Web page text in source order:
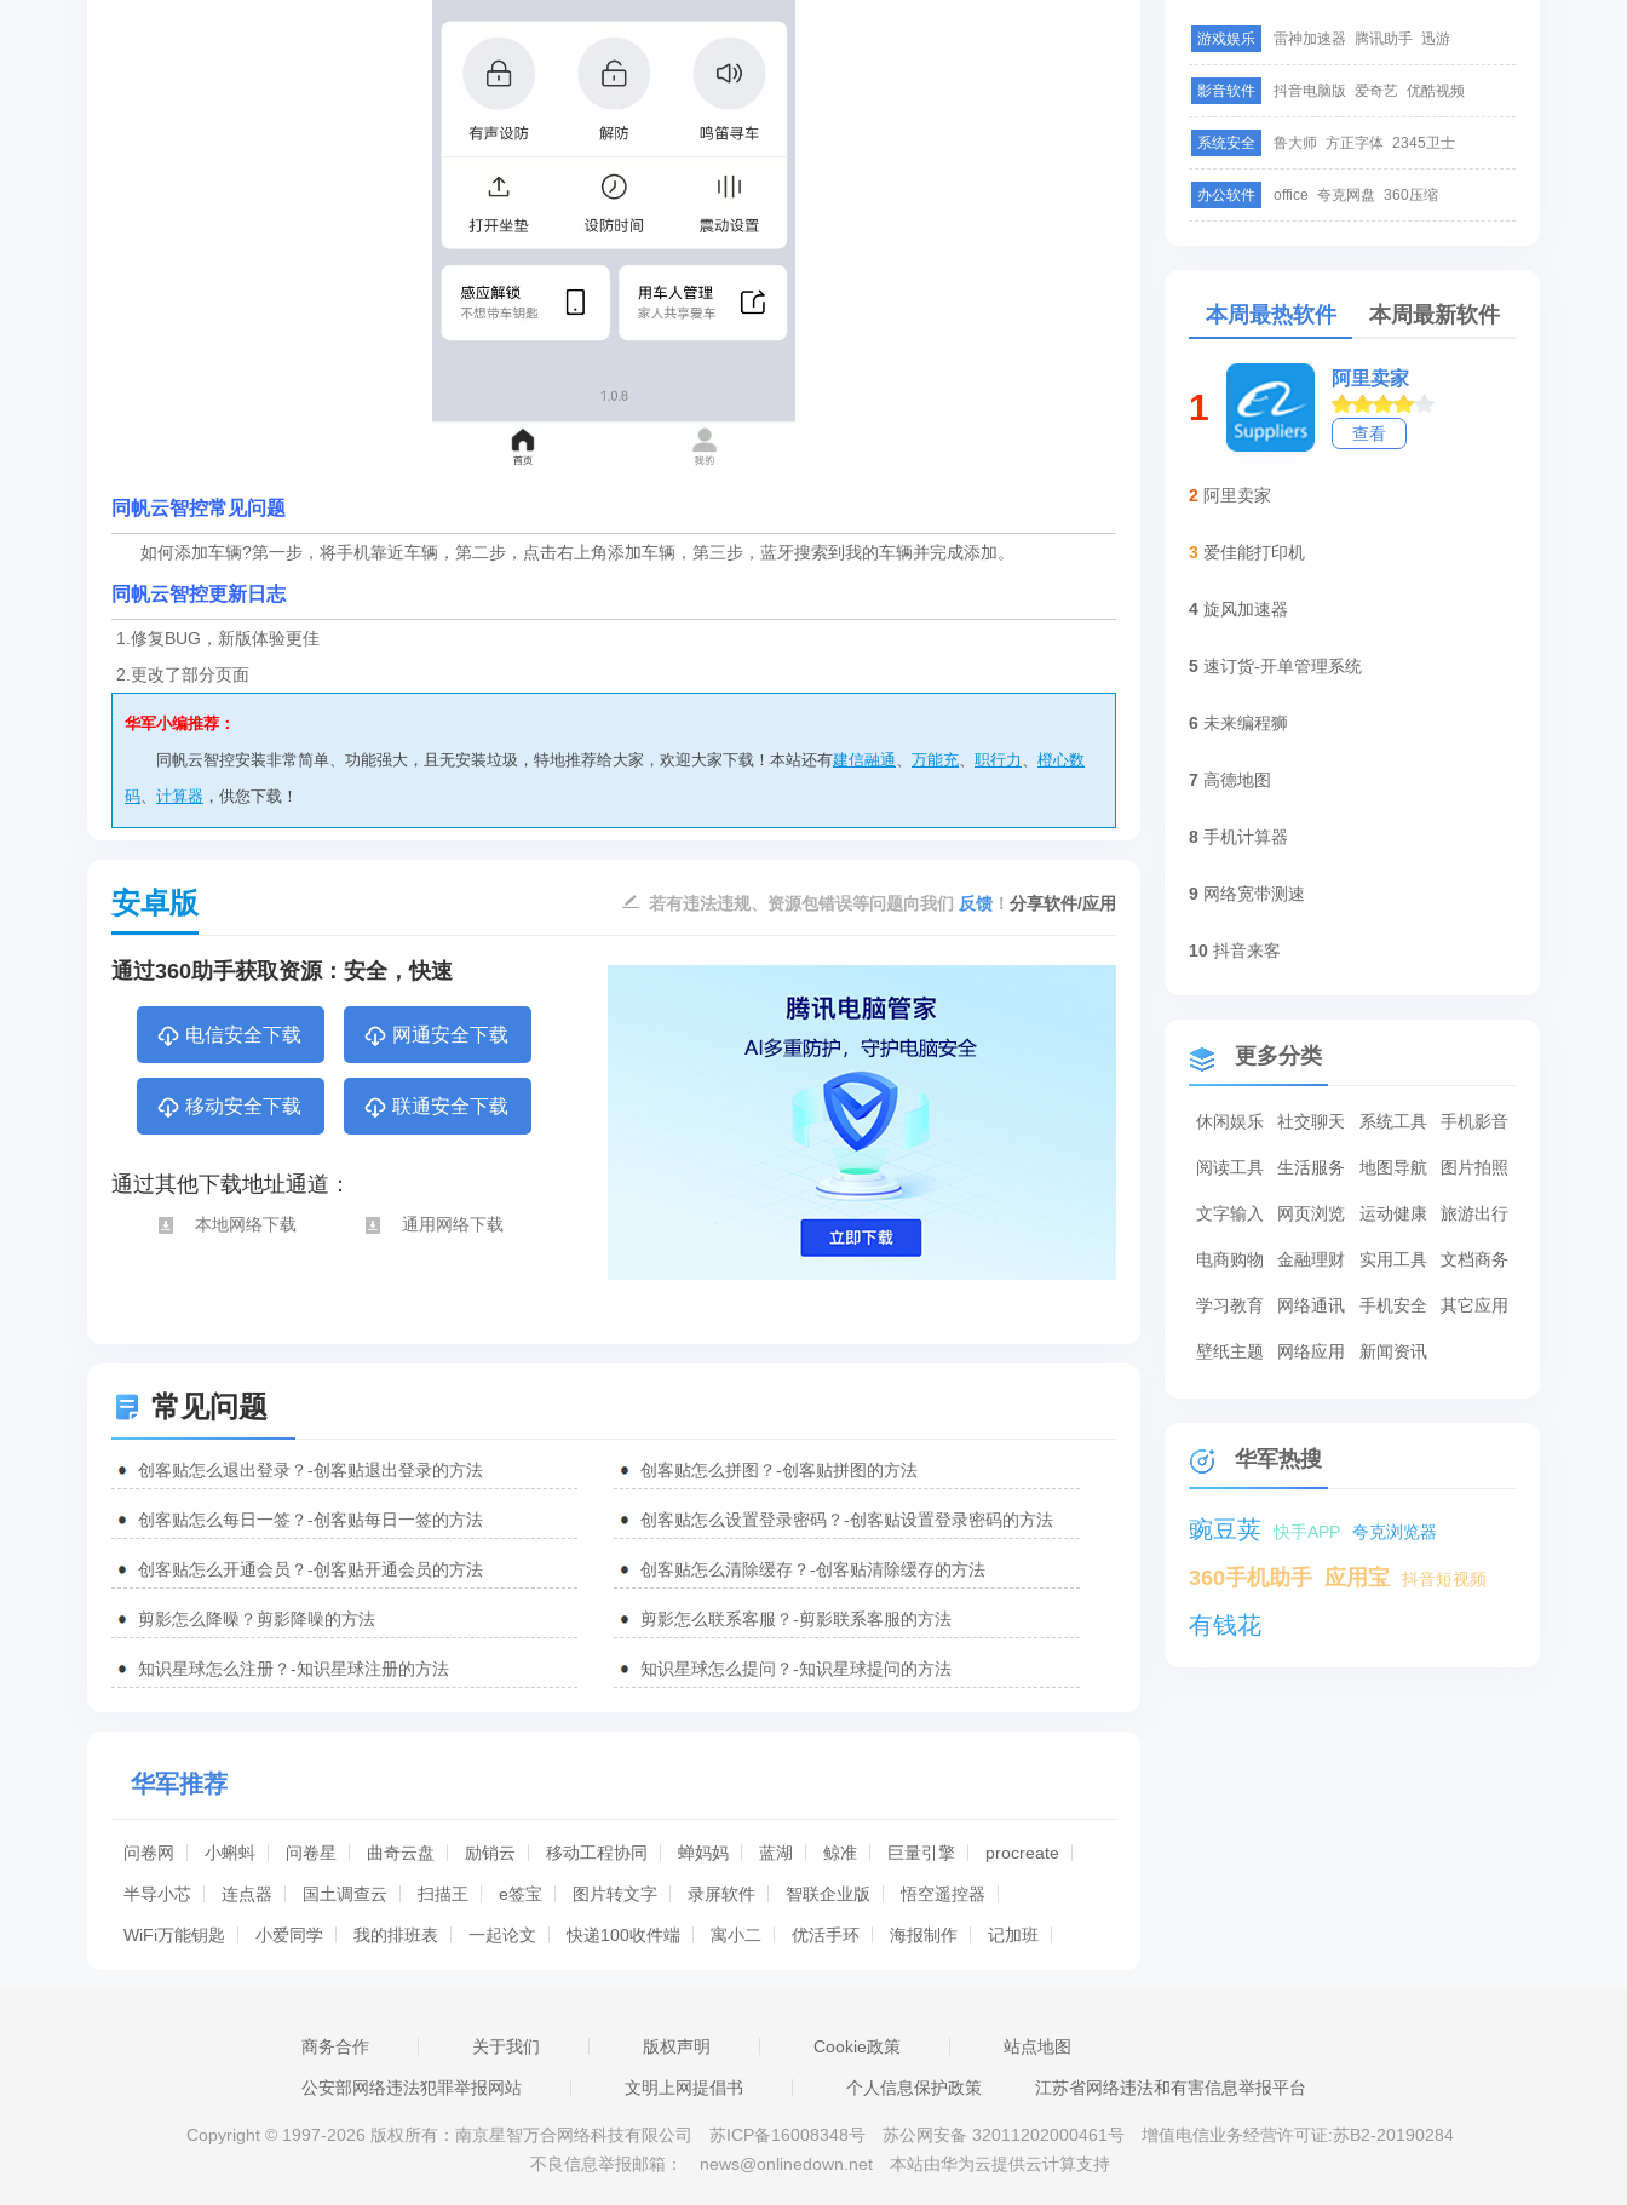
同帆云智控常见问题
如何添加车辆?第一步，将手机靠近车辆，第二步，点击右上角添加车辆，第三步，蓝牙搜索到我的车辆并完成添加。
同帆云智控更新日志
1.修复BUG，新版体验更佳
2.更改了部分页面
华军小编推荐：
同帆云智控安装非常简单、功能强大，且无安装垃圾，特地推荐给大家，欢迎大家下载！本站还有建信融通、 万能充、 职行力 、 橙心数
码、 计算器 ，供您下载！
安卓版 分享软件/应用
若有违法违规、资源包错误等问题向我们 反馈 ！
通过360助手获取资源：安全，快速
电信安全下载 网通安全下载
移动安全下载 联通安全下载
通过其他下载地址通道：
本地网络下载 通用网络下载
常见问题
创客贴怎么退出登录？-创客贴退出登录的方法 创客贴怎么拼图？-创客贴拼图的方法
创客贴怎么每日一签？-创客贴每日一签的方法 创客贴怎么设置登录密码？-创客贴设置登录密码的方法
创客贴怎么开通会员？-创客贴开通会员的方法 创客贴怎么清除缓存？-创客贴清除缓存的方法
剪影怎么降噪？剪影降噪的方法 剪影怎么联系客服？-剪影联系客服的方法
知识星球怎么注册？-知识星球注册的方法 知识星球怎么提问？-知识星球提问的方法
华军推荐
问卷网 小蝌蚪 问卷星 曲奇云盘 励销云 移动工程协同 蝉妈妈 蓝湖 鲸准 巨量引擎 procreate
半导小芯 连点器 国土调查云 扫描王 e签宝 图片转文字 录屏软件 智联企业版 悟空遥控器
WiFi万能钥匙 小爱同学 我的排班表 一起论文 快递100收件端 寓小二 优活手环 海报制作 记加班
Zip解压大师 老外管理器工具助手
游戏娱乐 雷神加速器 腾讯助手 迅游
影音软件 抖音电脑版 爱奇艺 优酷视频
系统安全 鲁大师 方正字体 2345卫士
办公软件 office 夸克网盘 360压缩
本周最热软件 本周最新软件
1
阿里卖家
查看
2 阿里卖家
3 爱佳能打印机
4 旋风加速器
5 速订货-开单管理系统
6 未来编程狮
7 高德地图
8 手机计算器
9 网络宽带测速
10 抖音来客
更多分类
休闲娱乐 社交聊天 系统工具 手机影音
阅读工具 生活服务 地图导航 图片拍照
文字输入 网页浏览 运动健康 旅游出行
电商购物 金融理财 实用工具 文档商务
学习教育 网络通讯 手机安全 其它应用
壁纸主题 网络应用 新闻资讯
华军热搜
豌豆荚 快手APP 夸克浏览器
360手机助手 应用宝 抖音短视频
有钱花
商务合作 关于我们 版权声明 Cookie政策 站点地图
公安部网络违法犯罪举报网站 文明上网提倡书 个人信息保护政策 江苏省网络违法和有害信息举报平台
Copyright © 1997-2026 版权所有：南京星智万合网络科技有限公司 苏ICP备16008348号 苏公网安备 32011202000461号
增值电信业务经营许可证:苏B2-20190284
不良信息举报邮箱：
news@onlinedown.net 本站由华为云提供云计算支持